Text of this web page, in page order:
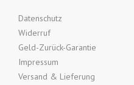
Datenschutz
Widerruf
Geld-Zurück-Garantie
Impressum
Versand & Lieferung